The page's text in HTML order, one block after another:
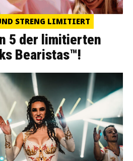
STRENG LIMITIERT
5 der limitierten
Bearistas™!